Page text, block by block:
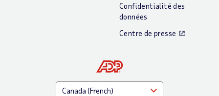
Confidentialité des
données
Centre de presse